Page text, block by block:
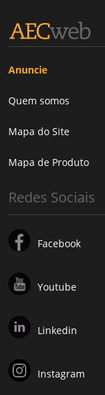
Anuncie
Quem somos
Mapa do Site
Mapa de Produto
Redes Sociais
Facebook
Youtube
Linkedin
Instagram